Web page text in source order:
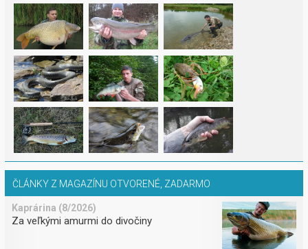
ČLÁNKY Z MAGAZÍNU OTVORENÉ, ZADARMO
Kaprárina (8/2026)
Za veľkými amurmi do divočiny